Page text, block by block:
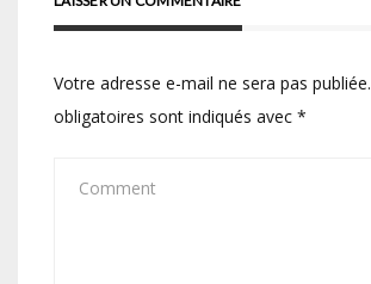
Votre adresse e-mail ne sera pas publiée.
obligatoires sont indiqués avec *